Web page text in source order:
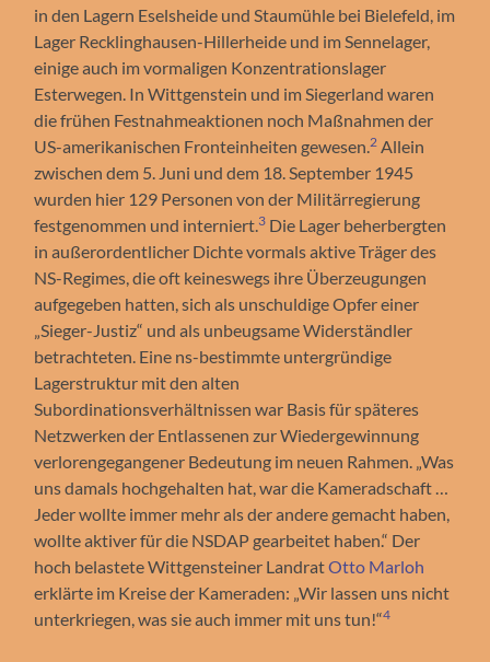
in den Lagern Eselsheide und Staumühle bei Bielefeld, im
Lager Recklinghausen-Hillerheide und im Sennelager,
einige auch im vormaligen Konzentrationslager
Esterwegen. In Wittgenstein und im Siegerland waren
die frühen Festnahmeaktionen noch Maßnahmen der
US-amerikanischen Fronteinheiten gewesen.2 Allein
zwischen dem 5. Juni und dem 18. September 1945
wurden hier 129 Personen von der Militärregierung
festgenommen und interniert. 3 Die Lager beherbergten
in außerordentlicher Dichte vormals aktive Träger des
NS-Regimes, die oft keineswegs ihre Überzeugungen
aufgegeben hatten, sich als unschuldige Opfer einer
„Sieger-Justiz“ und als unbeugsame Widerständler
betrachteten. Eine ns-bestimmte untergründige
Lagerstruktur mit den alten
Subordinationsverhältnissen war Basis für späteres
Netzwerken der Entlassenen zur Wiedergewinnung
verlorengegangener Bedeutung im neuen Rahmen. „Was
uns damals hochgehalten hat, war die Kameradschaft …
Jeder wollte immer mehr als der andere gemacht haben,
wollte aktiver für die NSDAP gearbeitet haben.“ Der
hoch belastete Wittgensteiner LandratOtto Marloh
erklärte im Kreise der Kameraden: „Wir lassen uns nicht
unterkriegen, was sie auch immer mit uns tun!“4